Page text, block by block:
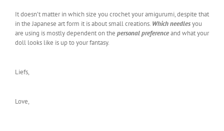
It doesn’t matter in which size you crochet your amigurumi, despite that
in the Japanese art form it is about small creations. Which needlesyou
are using is mostly dependent on the personal preferenceand what your
doll looks like is up to your fantasy.
Liefs,
Love,